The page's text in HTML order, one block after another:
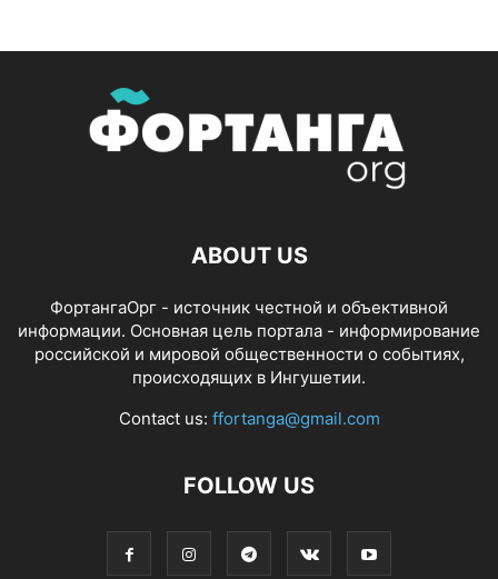
ABOUT US
ФортангаОрг - источник честной и объективной
информации. Основная цель портала - информирование
российской и мировой общественности о событиях,
происходящих в Ингушетии.
Contact us: ffortanga@gmail.com
FOLLOW US